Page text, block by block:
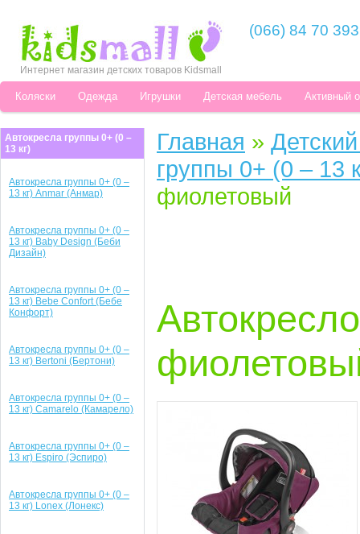
Интернет магазин детских товаров Kidsmall
(066) 84 70 393
Коляски Одежда Игрушки Детская мебель Активный
Автокресла группы 0+ (0 –
13 кг)
Автокресла группы 0+ (0 –
13 кг) Anmar (Анмар)
Автокресла группы 0+ (0 –
13 кг) Baby Design (Беби
Дизайн)
Автокресла группы 0+ (0 –
13 кг) Bebe Confort (Бебе
Конфорт)
Автокресла группы 0+ (0 –
13 кг) Bertoni (Бертони)
Автокресла группы 0+ (0 –
13 кг) Camarelo (Камарело)
Автокресла группы 0+ (0 –
13 кг) Espiro (Эспиро)
Автокресла группы 0+ (0 –
13 кг) Lonex (Лонекс)
Главная »
группы 0+ (0 – 13
фиолетовый